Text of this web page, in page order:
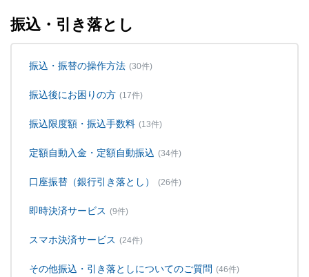
振込・引き落とし
振込・振替の操作方法 (30件)
振込後にお困りの方 (17件)
振込限度額・振込手数料 (13件)
定額自動入金・定額自動振込 (34件)
口座振替（銀行引き落とし） (26件)
即時決済サービス (9件)
スマホ決済サービス (24件)
その他振込・引き落としについてのご質問 (46件)